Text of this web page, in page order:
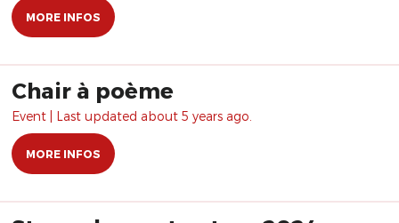
MORE INFOS
Chair à poème
Event | Last updated about 5 years ago.
MORE INFOS